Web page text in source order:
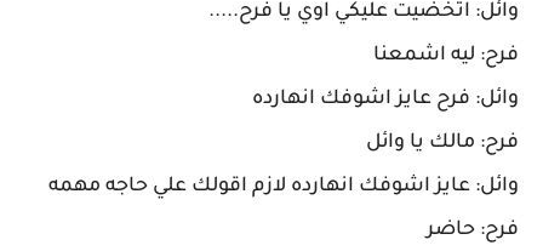
وائل: اتخضيت عليكي اوي يا فرح.....
فرح: ليه اشمعنا
وائل: فرح عايز اشوفك انهارده
فرح: مالك يا وائل
وائل: عايز اشوفك انهارده لازم اقولك علي حاجه مهمه
فرح: حاضر